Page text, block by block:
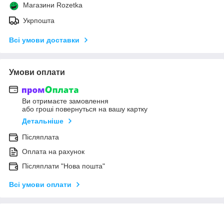
Магазини Rozetka
Укрпошта
Всі умови доставки
Умови оплати
Ви отримаєте замовлення
або гроші повернуться на вашу картку
Детальніше
Післяплата
Оплата на рахунок
Післяплати "Нова пошта"
Всі умови оплати